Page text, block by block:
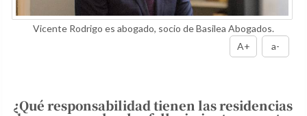
Vicente Rodrigo es abogado, socio de Basilea Abogados.
A+
a-
¿Qué responsabilidad tienen las residencias